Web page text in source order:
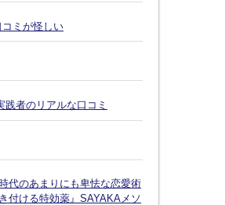
ミが怪しい
者のリアルな口コミ
代のあまりにも卑怯な恋愛術
付ける特効薬』SAYAKAメソ